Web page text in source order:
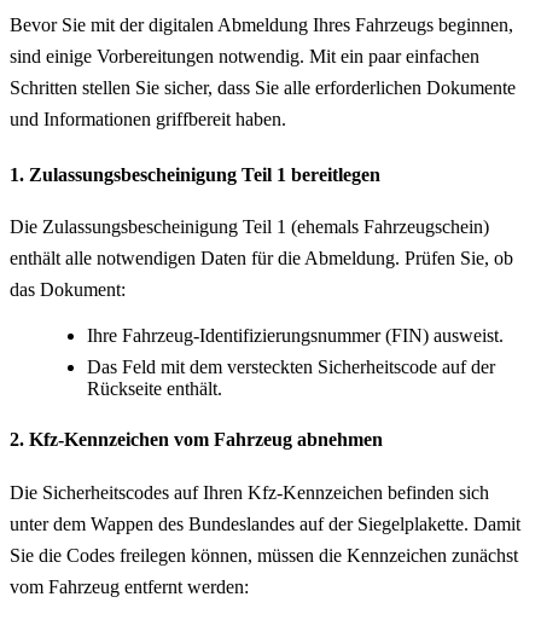
Bevor Sie mit der digitalen Abmeldung Ihres Fahrzeugs beginnen,
sind einige Vorbereitungen notwendig. Mit ein paar einfachen
Schritten stellen Sie sicher, dass Sie alle erforderlichen Dokumente
und Informationen griffbereit haben.
1. Zulassungsbescheinigung Teil 1 bereitlegen
Die Zulassungsbescheinigung Teil 1 (ehemals Fahrzeugschein)
enthält alle notwendigen Daten für die Abmeldung. Prüfen Sie, ob
das Dokument:
Ihre Fahrzeug-Identifizierungsnummer (FIN) ausweist.
Das Feld mit dem versteckten Sicherheitscode auf der
Rückseite enthält.
2. Kfz-Kennzeichen vom Fahrzeug abnehmen
Die Sicherheitscodes auf Ihren Kfz-Kennzeichen befinden sich
unter dem Wappen des Bundeslandes auf der Siegelplakette. Damit
Sie die Codes freilegen können, müssen die Kennzeichen zunächst
vom Fahrzeug entfernt werden: